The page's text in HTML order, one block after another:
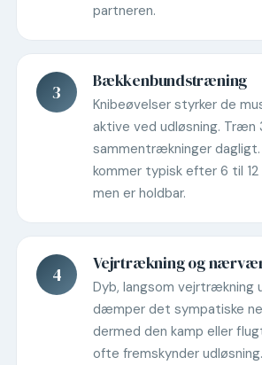
partneren.
3 Bækkenbundstræning
Knibeøvelser styrker de
aktive ved udløsning.
sammentrækninger
kommer typisk efter 6 til
men er holdbar.
4 Vejrtrækning og
Dyb, langsom vejrtrækning
dæmper det sympatiske
dermed den kamp eller
ofte fremskynder